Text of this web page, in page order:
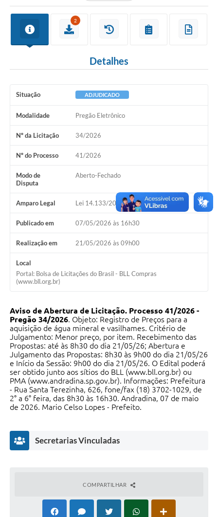
2
Detalhes
Situação ADJUDICADO
Modalidade Pregão Eletrônico
Nº da Licitação 34/2026
Nº do Processo 41/2026
Modo de
Disputa
Aberto-Fechado
Amparo Legal Lei 14.133/2021, Art 28, I
Publicado em 07/05/2026 às 16h30
Realização em 21/05/2026 às 09h00
Local
Portal: Bolsa de Licitações do Brasil - BLL Compras
(www.bll.org.br)
Aviso de Abertura de Licitação. Processo 41/2026 -
Pregão 34/2026. Objeto: Registro de Preços para a
aquisição de água mineral e vasilhames. Critério de
Julgamento: Menor preço, por item. Recebimento das
Propostas: até às 8h30 do dia 21/05/26; Abertura e
Julgamento das Propostas: 8h30 às 9h00 do dia 21/05/26
e Início da Sessão: 9h00 do dia 21/05/26. O Edital poderá
ser obtido junto aos sítios do BLL (www.bll.org.br) ou
PMA (www.andradina.sp.gov.br). Informações: Prefeitura
- Rua Santa Terezinha, 626, fone/fax (18) 3702-1029, de
2° a 6° feira, das 8h30 às 16h30. Andradina, 07 de maio
de 2026. Mario Celso Lopes - Prefeito.
Secretarias Vinculadas
COMPARTILHAR